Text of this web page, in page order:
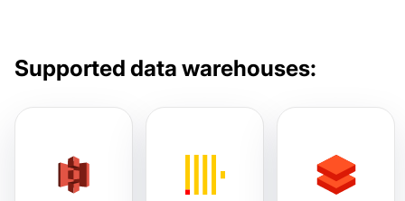
Supported data warehouses: